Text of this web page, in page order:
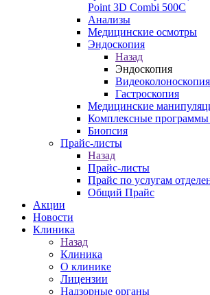
Point 3D Combi 500C
Анализы
Медицинские осмотры
Эндоскопия
Назад
Эндоскопия
Видеоколоноскопия
Гастроскопия
Медицинские
Комплексные программы
Биопсия
Прайс-листы
Назад
Прайс-листы
Прайс по услугам
Общий Прайс
Акции
Новости
Клиника
Назад
Клиника
О клинике
Лицензии
Надзорные органы